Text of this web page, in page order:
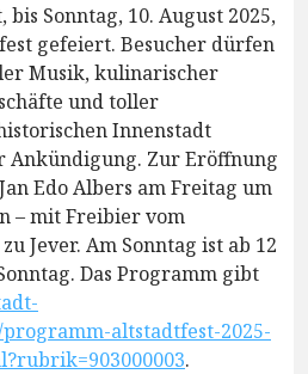
bis Sonntag, 10. August 2025,
gefeiert. Besucher dürfen
Musik, kulinarischer
und toller
Innenstadt
Ankündigung. Zur Eröffnung
Edo Albers am Freitag um
– mit Freibier vom
Jever. Am Sonntag ist ab 12
Das Programm gibt
altstadtfest-2025-
.